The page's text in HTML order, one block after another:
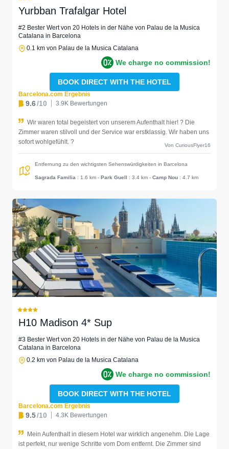
Yurbban Trafalgar Hotel
#2 Bester Wert von 20 Hotels in der Nähe von Palau de la Musica
Catalana in Barcelona
0.1 km von Palau de la Musica Catalana
We charge no commission!
BOOK DIRECT WITH THE HOTEL
Barcelona.com Ergebnis
9.6/10 3.9K Bewertungen
Wir waren total begeistert von unserem Aufenthalt hier! ? Die
Zimmer waren stilvoll und der Service war erstklassig. Wir haben uns
sofort wohlgefühlt. ?
Von CuriousFlyer16
Entfernung zu den wichtigsten Sehenswürdigkeiten in Barcelona
Sagrada Familia : 1.6 km - Park Guell : 3.4 km - Camp Nou : 4.7 km
H10 Madison 4* Sup
#3 Bester Wert von 20 Hotels in der Nähe von Palau de la Musica
Catalana in Barcelona
0.2 km von Palau de la Musica Catalana
We charge no commission!
BOOK DIRECT WITH THE HOTEL
Barcelona.com Ergebnis
9.5/10 4.3K Bewertungen
Mein Aufenthalt in diesem Hotel war wirklich angenehm. Die Lage
ist perfekt, nur wenige Schritte vom Dom entfernt. Die Zimmer sind